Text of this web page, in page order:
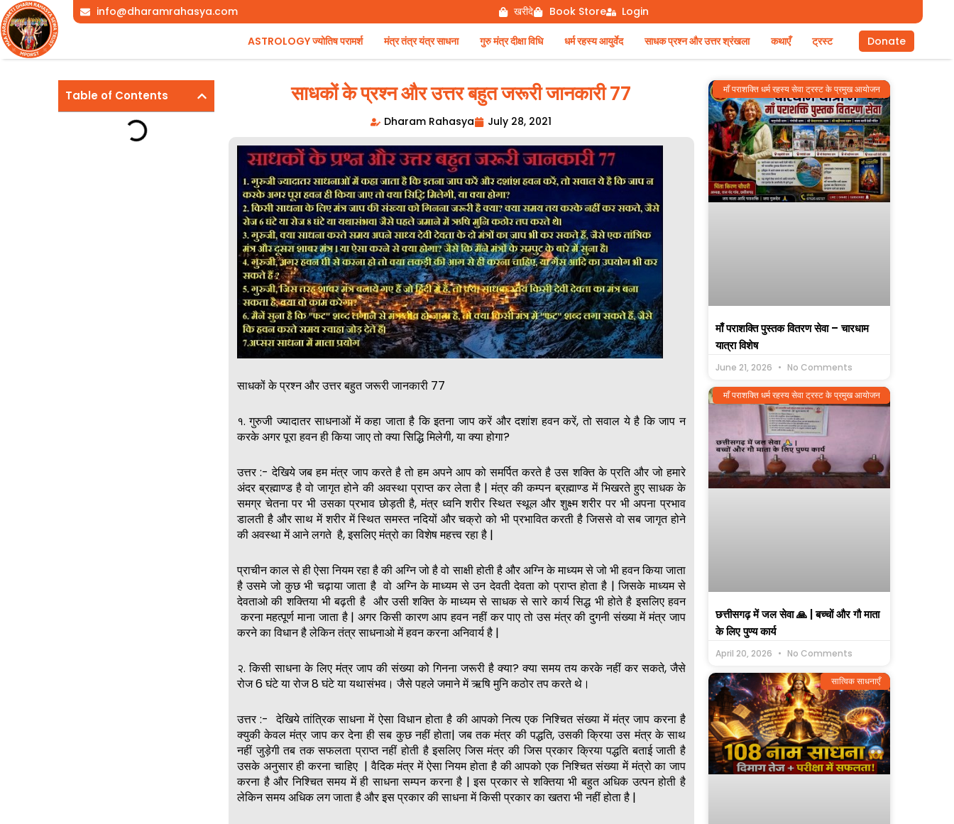
Skip
to
content
info@dharamrahasya.com खरीदे Book Store Login
ASTROLOGY ज्योतिष परामर्श मंत्र तंत्र यंत्र साधना गुरु मंत्र दीक्षा विधि धर्म रहस्य आयुर्वेद साधक प्रश्न और उत्तर श्रंखला कथाएँ ट्रस्ट Donate
Table of Contents साधकों के प्रश्न और उत्तर बहुत जरूरी जानकारी 77
Dharam Rahasya July 28, 2021
साधकों के प्रश्न और उत्तर बहुत जरूरी जानकारी 77
१. गुरुजी ज्यादातर साधनाओं में कहा जाता है कि इतना जाप करें और दशांश हवन करें, तो सवाल ये है कि जाप न
करके अगर पूरा हवन ही किया जाए तो क्या सिद्धि मिलेगी, या क्या होगा?
उत्तर :- देखिये जब हम मंत्र जाप करते है तो हम अपने आप को समर्पित करते है उस शक्ति के प्रति और जो हमारे
अंदर ब्रह्माण्ड है वो जागृत होने की अवस्था प्राप्त कर लेता है | मंत्र की कम्पन ब्रह्माण्ड में भिखरते हुए साधक के
समग्र चेतना पर भी उसका प्रभाव छोड़ती है, मंत्र ध्वनि शरीर स्थित स्थूल और शुक्ष्म शरीर पर भी अपना प्रभाव
डालती है और साथ में शरीर में स्थित समस्त नदियों और चक्रो को भी प्रभावित करती है जिससे वो सब जागृत होने
की अवस्था में आने लगते है, इसलिए मंत्रो का विशेष महत्त्व रहा है |
प्राचीन काल से ही ऐसा नियम रहा है की अग्नि जो है वो साक्षी होती है और अग्नि के माध्यम से जो भी हवन किया जाता
है उसमे जो कुछ भी चढ़ाया जाता है वो अग्नि के माध्यम से उन देवती देवता को प्राप्त होता है | जिसके माध्यम से
देवताओ की शक्तिया भी बढ़ती है और उसी शक्ति के माध्यम से साधक से सारे कार्य सिद्ध भी होते है इसलिए हवन
करना महत्पूर्ण माना जाता है | अगर किसी कारण आप हवन नहीं कर पाए तो उस मंत्र की दुगनी संख्या में मंत्र जाप
करने का विधान है लेकिन तंत्र साधनाओ में हवन करना अनिवार्य है |
२. किसी साधना के लिए मंत्र जाप की संख्या को गिनना जरूरी है क्या? क्या समय तय करके नहीं कर सकते, जैसे
रोज 6 घंटे या रोज 8 घंटे या यथासंभव। जैसे पहले जमाने में ऋषि मुनि कठोर तप करते थे।
उत्तर :- देखिये तांत्रिक साधना में ऐसा विधान होता है की आपको नित्य एक निश्चित संख्या में मंत्र जाप करना है
क्युकी केवल मंत्र जाप कर देना ही सब कुछ नहीं होता| जब तक मंत्र की पद्धति, उसकी क्रिया उस मंत्र के साथ
नहीं जुड़ेगी तब तक सफलता प्राप्त नहीं होती है इसलिए जिस मंत्र की जिस प्रकार क्रिया पद्धति बताई जाती है
उसके अनुसार ही करना चाहिए | वैदिक मंत्र में ऐसा नियम होता है की आपको एक निश्चित संख्या में मंत्रो का जाप
करना है और निश्चित समय में ही साधना सम्पन करना है | इस प्रकार से शक्तिया भी बहुत अधिक उत्पन होती है
लेकिन समय अधिक लग जाता है और इस प्रकार की साधना में किसी प्रकार का खतरा भी नहीं होता है |
माँ पराशक्ति धर्म रहस्य सेवा ट्रस्ट के प्रमुख आयोजन
माँ पराशक्ति पुस्तक वितरण सेवा – चारधाम
यात्रा विशेष
June 21, 2026 No Comments
माँ पराशक्ति धर्म रहस्य सेवा ट्रस्ट के प्रमुख आयोजन
छत्तीसगढ़ में जल सेवा 🙏 | बच्चों और गौ माता
के लिए पुण्य कार्य
April 20, 2026 No Comments
सात्विक साधनाएँ